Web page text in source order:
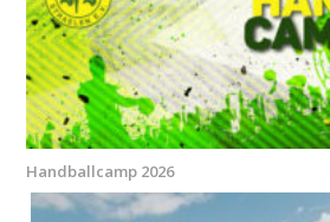
Handballcamp 2026